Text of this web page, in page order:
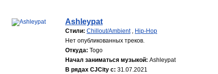
Ashleypat
Стили: Chillout/Ambient, Hip-Hop
Нет опубликованных треков.
Откуда: Togo
Начал заниматься музыкой: Ashleypat
В рядах CJCity с: 31.07.2021